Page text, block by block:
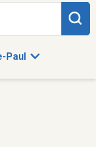
Paul